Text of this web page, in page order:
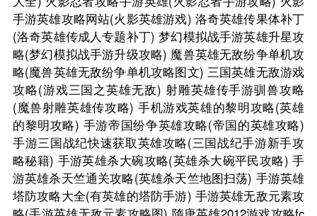
手游英雄攻略网站(火影英雄游戏) 洛奇英雄传果体补丁
(洛奇英雄传成人专题补丁) 梦幻模拟战手游英雄升星攻
略(梦幻模拟战手游升级攻略) 魔兽英雄无敌纷争单机攻
略(魔兽英雄无敌纷争单机攻略图文) 三国英雄无敌游戏
攻略(游戏三国之英雄无敌) 射雕英雄传手游驯兽攻略
(魔兽射雕英雄传攻略) 手机游戏英雄的黎明攻略(英雄
的黎明攻略) 手游帝国纷争英雄攻略(帝国的英雄攻略)
手游三国战纪快速获取英雄攻略(三国战纪手游新手攻
略秘籍) 手游英雄杀大碗攻略(英雄杀大碗平民攻略) 手
游英雄杀天竺通关攻略(英雄杀天竺地图扫荡) 手游英雄
塔防攻略大全(有英雄的塔防手游) 手游英雄无敌元素攻